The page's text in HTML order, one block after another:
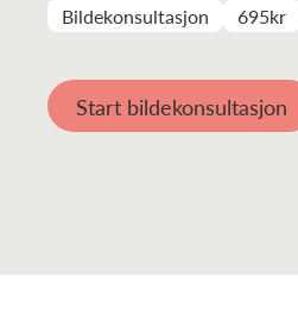
Bildekonsultasjon 695kr
Start bildekonsultasjon